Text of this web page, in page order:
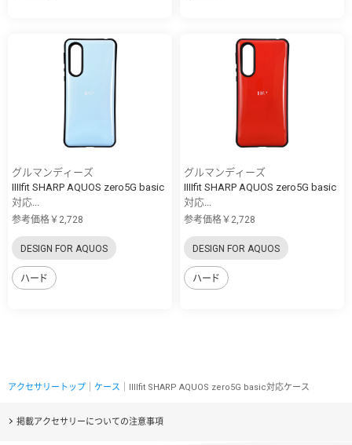
グルマンディーズ
IIIIfit SHARP AQUOS zero5G basic
対応...
参考価格￥2,728
DESIGN FOR AQUOS
ハード
グルマンディーズ
IIIIfit SHARP AQUOS zero5G basic
対応...
参考価格￥2,728
DESIGN FOR AQUOS
ハード
アクセサリートップ ケース ｜IIIIfit SHARP AQUOS zero5G basic対応ケース
掲載アクセサリーについての注意事項